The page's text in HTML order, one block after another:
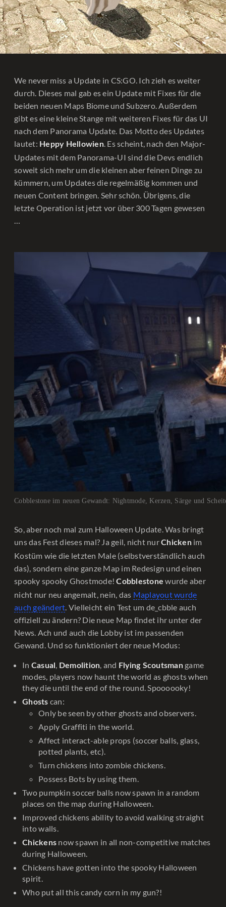
We never miss a Update in CS:GO. Ich zieh es weiter
durch. Dieses mal gab es ein Update mit Fixes für die
beiden neuen Maps Biome und Subzero. Außerdem
gibt es eine kleine Stange mit weiteren Fixes für das UI
nach dem Panorama Update. Das Motto des Updates
lautet: Heppy Hellowien. Es scheint, nach den Major-
Updates mit dem Panorama-UI sind die Devs endlich
soweit sich mehr um die kleinen aber feinen Dinge zu
kümmern, um Updates die regelmäßig kommen und
neuen Content bringen. Sehr schön. Übrigens, die
letzte Operation ist jetzt vor über 300 Tagen gewesen
…
Cobblestone im neuen Gewandt: Nightmode, Kerzen, Särge und
So, aber noch mal zum Halloween Update. Was bringt
uns das Fest dieses mal? Ja geil, nicht nurChickenim
Kostüm wie die letzten Male (selbstverständlich auch
das), sondern eine ganze Map im Redesign und einen
spooky spooky Ghostmode!Cobblestone wurde aber
nicht nur neu angemalt, nein, das Maplayout wurde
auch geändert . Vielleicht ein Test um de_cbble auch
offiziell zu ändern? Die neue Map findet ihr unter der
News. Ach und auch die Lobby ist im passenden
Gewand. Und so funktioniert der neue Modus:
In Casual Demolition , and Flying Scoutsmangame
modes, players now haunt the world as ghosts when
they die until the end of the round. Spoooooky!
Ghosts can:
Only be seen by other ghosts and observers.
Apply Graffiti in the world.
Affect interact-able props (soccer balls, glass,
potted plants, etc).
Turn chickens into zombie chickens.
Possess Bots by using them.
Two pumpkin soccer balls now spawn in a random
places on the map during Halloween.
Improved chickens ability to avoid walking straight
into walls.
Chickens now spawn in all non-competitive matches
during Halloween.
Chickens have gotten into the spooky Halloween
spirit.
Who put all this candy corn in my gun?!